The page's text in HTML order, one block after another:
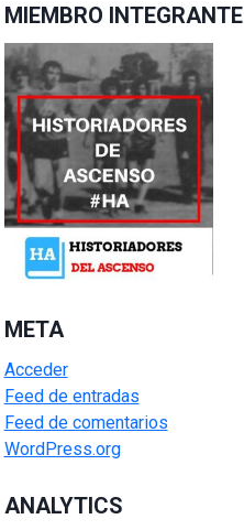
MIEMBRO INTEGRANTE
META
Acceder
Feed de entradas
Feed de comentarios
WordPress.org
ANALYTICS